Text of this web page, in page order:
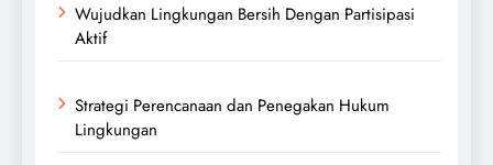
Wujudkan Lingkungan Bersih Dengan Partisipasi
Aktif
Strategi Perencanaan dan Penegakan Hukum
Lingkungan